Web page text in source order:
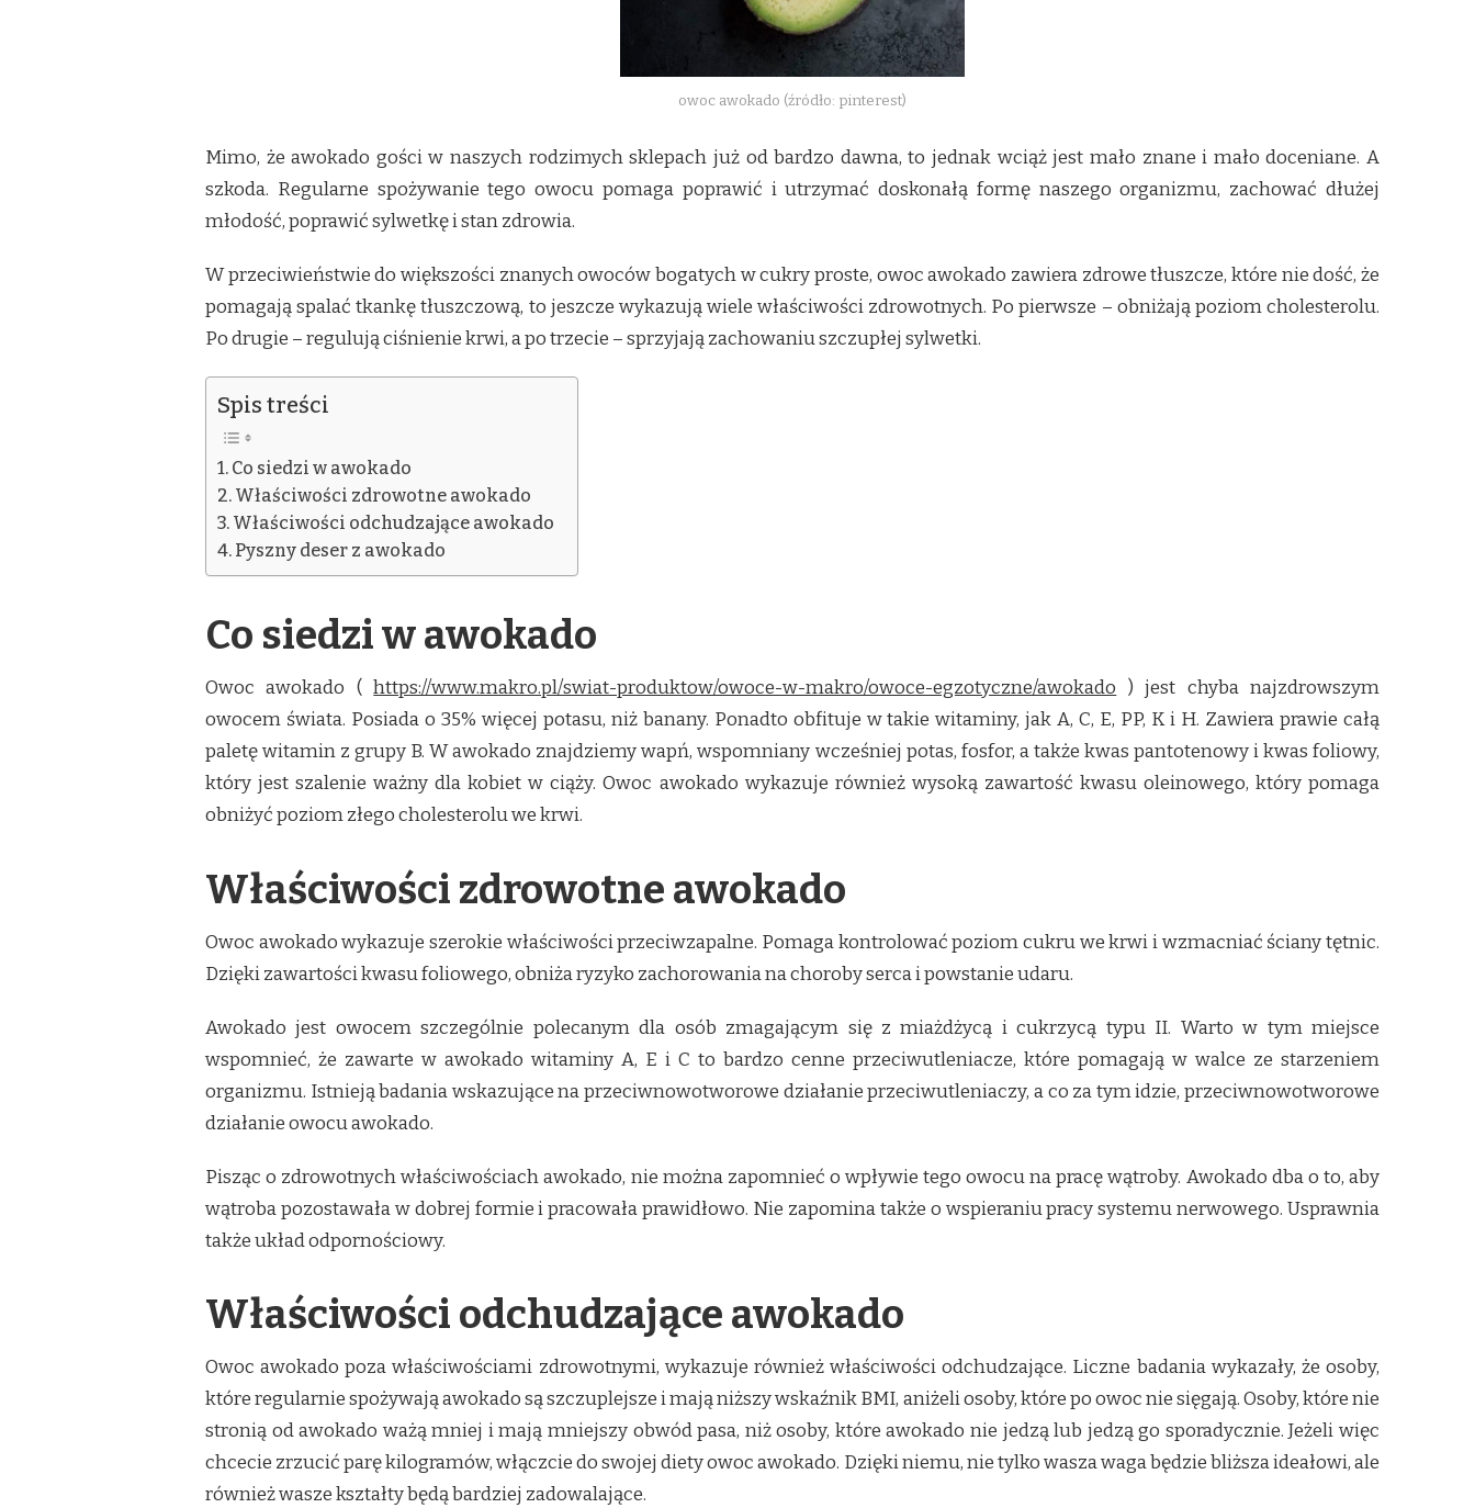
owoc awokado (źródło: pinterest)
Mimo, że awokado gości w naszych rodzimych sklepach już od bardzo dawna, to jednak wciąż jest mało znane i mało doceniane. A
szkoda. Regularne spożywanie tego owocu pomaga poprawić i utrzymać doskonałą formę naszego organizmu, zachować dłużej
młodość, poprawić sylwetkę i stan zdrowia.
W przeciwieństwie do większości znanych owoców bogatych w cukry proste, owoc awokado zawiera zdrowe tłuszcze, które nie dość, że
pomagają spalać tkankę tłuszczową, to jeszcze wykazują wiele właściwości zdrowotnych. Po pierwsze – obniżają poziom cholesterolu.
Po drugie – regulują ciśnienie krwi, a po trzecie – sprzyjają zachowaniu szczupłej sylwetki.
Spis treści
Co siedzi w awokado
Właściwości zdrowotne awokado
Właściwości odchudzające awokado
Pyszny deser z awokado
Co siedzi w awokado
Owoc awokado (https://www.makro.pl/swiat-produktow/owoce-w-makro/owoce-egzotyczne/awokado ) jest chyba najzdrowszym
owocem świata. Posiada o 35% więcej potasu, niż banany. Ponadto obfituje w takie witaminy, jak A, C, E, PP, K i H. Zawiera prawie całą
paletę witamin z grupy B. W awokado znajdziemy wapń, wspomniany wcześniej potas, fosfor, a także kwas pantotenowy i kwas foliowy,
który jest szalenie ważny dla kobiet w ciąży. Owoc awokado wykazuje również wysoką zawartość kwasu oleinowego, który pomaga
obniżyć poziom złego cholesterolu we krwi.
Właściwości zdrowotne awokado
Owoc awokado wykazuje szerokie właściwości przeciwzapalne. Pomaga kontrolować poziom cukru we krwi i wzmacniać ściany tętnic.
Dzięki zawartości kwasu foliowego, obniża ryzyko zachorowania na choroby serca i powstanie udaru.
Awokado jest owocem szczególnie polecanym dla osób zmagającym się z miażdżycą i cukrzycą typu II. Warto w tym miejsce
wspomnieć, że zawarte w awokado witaminy A, E i C to bardzo cenne przeciwutleniacze, które pomagają w walce ze starzeniem
organizmu. Istnieją badania wskazujące na przeciwnowotworowe działanie przeciwutleniaczy, a co za tym idzie, przeciwnowotworowe
działanie owocu awokado.
Pisząc o zdrowotnych właściwościach awokado, nie można zapomnieć o wpływie tego owocu na pracę wątroby. Awokado dba o to, aby
wątroba pozostawała w dobrej formie i pracowała prawidłowo. Nie zapomina także o wspieraniu pracy systemu nerwowego. Usprawnia
także układ odpornościowy.
Właściwości odchudzające awokado
Owoc awokado poza właściwościami zdrowotnymi, wykazuje również właściwości odchudzające. Liczne badania wykazały, że osoby,
które regularnie spożywają awokado są szczuplejsze i mają niższy wskaźnik BMI, aniżeli osoby, które po owoc nie sięgają. Osoby, które nie
stronią od awokado ważą mniej i mają mniejszy obwód pasa, niż osoby, które awokado nie jedzą lub jedzą go sporadycznie. Jeżeli więc
chcecie zrzucić parę kilogramów, włączcie do swojej diety owoc awokado. Dzięki niemu, nie tylko wasza waga będzie bliższa ideałowi, ale
również wasze kształty będą bardziej zadowalające.